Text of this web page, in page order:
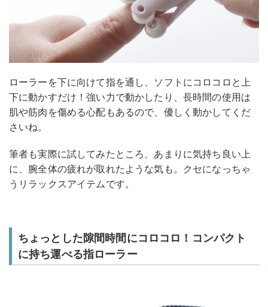
ローラーを下に向けて指を通し、ソフトにコロコロと上
下に動かすだけ！強い力で動かしたり、長時間の使用は
肌や筋肉を傷める心配もあるので、優しく動かしてくだ
さいね。
筆者も実際に試してみたところ、あまりに気持ち良い上
に、腕全体の疲れが取れたような気も。クセになっちゃ
うリラックスアイテムです。
ちょっとした隙間時間にコロコロ！コンパクト
に持ち運べる指ローラー